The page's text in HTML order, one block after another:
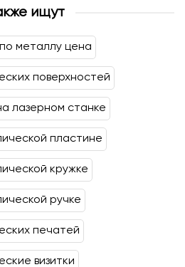
ищут
металлу цена
поверхностей
лазерном станке
пластине
кружке
ручке
печатей
визитки